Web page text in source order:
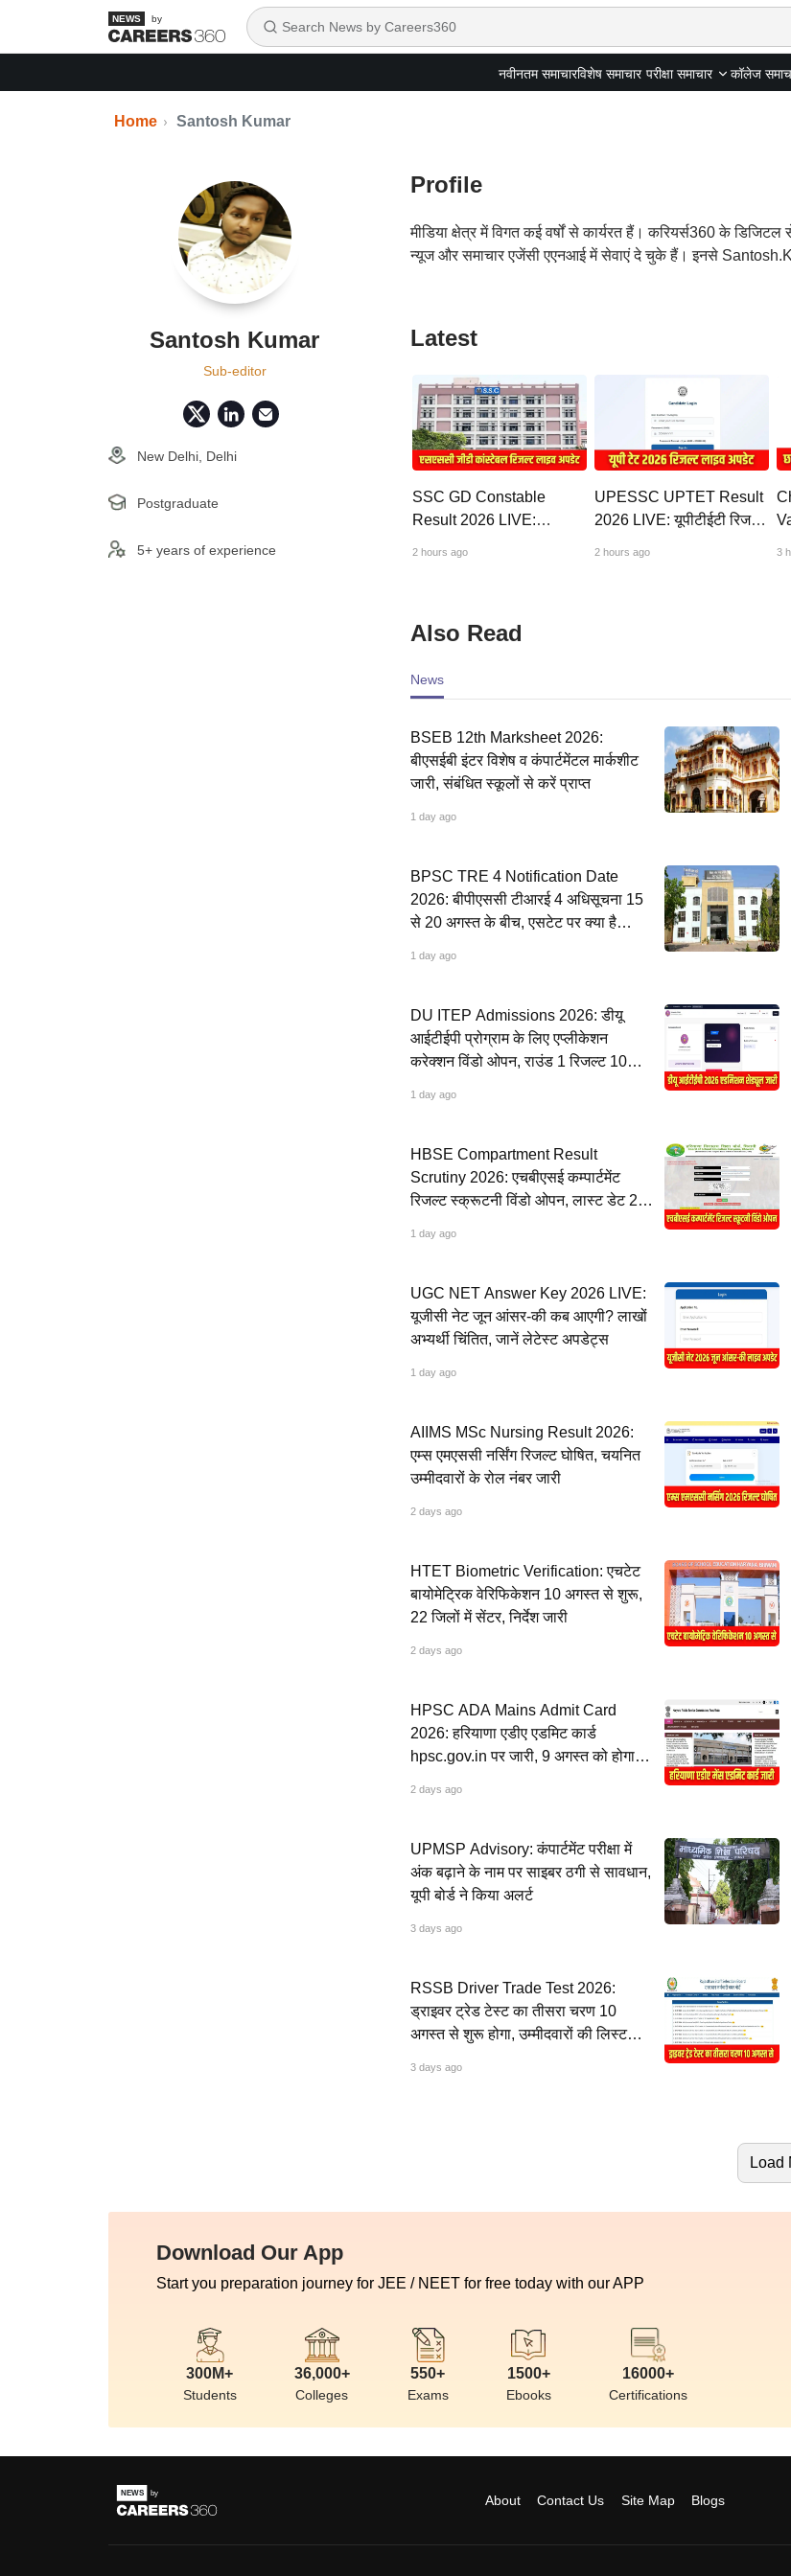
by
नवीनतम समाचारविशेष समाचार परीक्षा समाचार कॉलेज
Home Santosh Kumar
Santosh Kumar
Sub-editor
New Delhi, Delhi
Postgraduate
5+ years of experience
Profile
मीडिया क्षेत्र में विगत कई वर्षों से कार्यरत हैं। करियर्स360 के
न्यूज और समाचार एजेंसी एएनआई में सेवाएं दे चुके हैं। इनसे
Latest
SSC GD Constable
Result 2026 LIVE:
2 hours ago
UPESSC UPTET Result
2026 LIVE: यूपीटीईटी रिजल्ट
2 hours ago 3
Also Read
News
BSEB 12th Marksheet 2026:
बीएसईबी इंटर विशेष व कंपार्टमेंटल मार्कशीट
जारी, संबंधित स्कूलों से करें प्राप्त
1 day ago
BPSC TRE 4 Notification Date
2026: बीपीएससी टीआरई 4 अधिसूचना 15
से 20 अगस्त के बीच, एसटेट पर क्या है
1 day ago
DU ITEP Admissions 2026: डीयू
आईटीईपी प्रोग्राम के लिए एप्लीकेशन
करेक्शन विंडो ओपन, राउंड 1 रिजल्ट 10
1 day ago
HBSE Compartment Result
Scrutiny 2026: एचबीएसई कम्पार्टमेंट
रिजल्ट स्क्रूटनी विंडो ओपन, लास्ट डेट 26
1 day ago
UGC NET Answer Key 2026 LIVE:
यूजीसी नेट जून आंसर-की कब आएगी? लाखों
अभ्यर्थी चिंतित, जानें लेटेस्ट अपडेट्स
1 day ago
AIIMS MSc Nursing Result 2026:
एम्स एमएससी नर्सिंग रिजल्ट घोषित, चयनित
उम्मीदवारों के रोल नंबर जारी
2 days ago
HTET Biometric Verification: एचटेट
बायोमेट्रिक वेरिफिकेशन 10 अगस्त से शुरू,
22 जिलों में सेंटर, निर्देश जारी
2 days ago
HPSC ADA Mains Admit Card
2026: हरियाणा एडीए एडमिट कार्ड
hpsc.gov.in पर जारी, 9 अगस्त को होगा
2 days ago
UPMSP Advisory: कंपार्टमेंट परीक्षा में
अंक बढ़ाने के नाम पर साइबर ठगी से सावधान,
यूपी बोर्ड ने किया अलर्ट
3 days ago
RSSB Driver Trade Test 2026:
ड्राइवर ट्रेड टेस्ट का तीसरा चरण 10
अगस्त से शुरू होगा, उम्मीदवारों की लिस्ट
3 days ago
Load
Download Our App
Start you preparation journey for JEE / NEET for free today with our APP
300M+
Students
36,000+
Colleges
550+
Exams
1500+
Ebooks
16000+
Certifications
About Contact Us Site Map Blogs